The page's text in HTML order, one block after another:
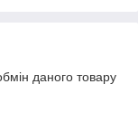
даного товару